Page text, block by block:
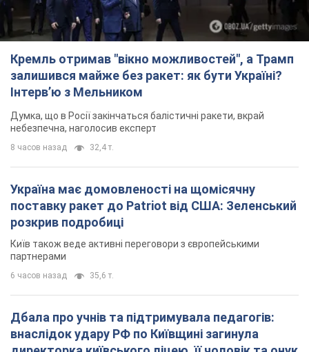
Кремль отримав "вікно можливостей", а Трамп
залишився майже без ракет: як бути Україні?
Інтерв’ю з Мельником
Думка, що в Росії закінчаться балістичні ракети, вкрай
небезпечна, наголосив експерт
8 часов назад 32,4 т.
Україна має домовленості на щомісячну
поставку ракет до Patriot від США: Зеленський
розкрив подробиці
Київ також веде активні переговори з європейськими
партнерами
6 часов назад 35,6 т.
Дбала про учнів та підтримувала педагогів:
внаслідок удару РФ по Київщині загинула